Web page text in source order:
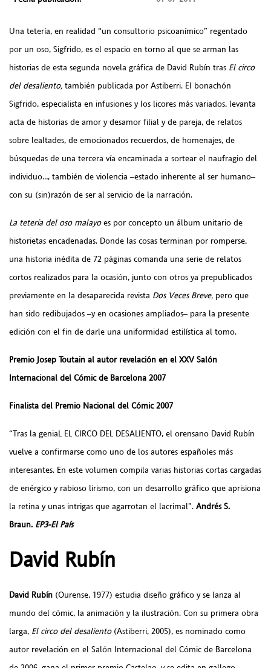
Una tetería, en realidad “un consultorio psicoanímico” regentado
por un oso, Sigfrido, es el espacio en torno al que se arman las
historias de esta segunda novela gráfica de David Rubín tras El circo
del desaliento, también publicada por Astiberri. El bonachón
Sigfrido, especialista en infusiones y los licores más variados, levanta
acta de historias de amor y desamor filial y de pareja, de relatos
sobre lealtades, de emocionados recuerdos, de homenajes, de
búsquedas de una tercera vía encaminada a sortear el naufragio del
individuo…, también de violencia –estado inherente al ser humano–
con su (sin)razón de ser al servicio de la narración.
La tetería del oso malayoes por concepto un álbum unitario de
historietas encadenadas. Donde las cosas terminan por romperse,
una historia inédita de 72 páginas comanda una serie de relatos
cortos realizados para la ocasión, junto con otros ya prepublicados
previamente en la desaparecida revista Dos Veces Breve, pero que
han sido redibujados –y en ocasiones ampliados– para la presente
edición con el fin de darle una uniformidad estilística al tomo.
Premio Josep Toutain al autor revelación en el XXV Salón
Internacional del Cómic de Barcelona 2007
Finalista del Premio Nacional del Cómic 2007
“Tras la geniaL EL CIRCO DEL DESALIENTO, el orensano David Rubín
vuelve a confirmarse como uno de los autores españoles más
interesantes. En este volumen compila varias historias cortas cargadas
de enérgico y rabioso lirismo, con un desarrollo gráfico que aprisiona
la retina y unas intrigas que agarrotan el lacrimal”. Andrés S.
Braun. EP3-El País
David Rubín
David Rubín (Ourense, 1977) estudia diseño gráfico y se lanza al
mundo del cómic, la animación y la ilustración. Con su primera obra
larga, El circo del desaliento(Astiberri, 2005), es nominado como
autor revelación en el Salón Internacional del Cómic de Barcelona